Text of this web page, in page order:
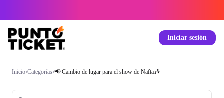
Iniciar sesión
Inicio›Categorías›📢 Cambio de lugar para el show de Nafta🎶